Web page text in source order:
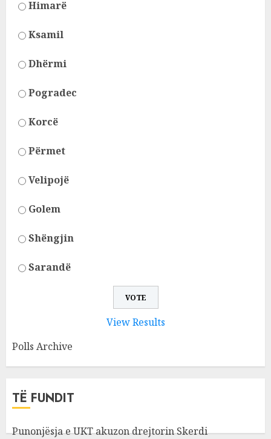
Himarë
Ksamil
Dhërmi
Pogradec
Korcë
Përmet
Velipojë
Golem
Shëngjin
Sarandë
View Results
Polls Archive
TË FUNDIT
Punonjësja e UKT akuzon drejtorin Skerdi